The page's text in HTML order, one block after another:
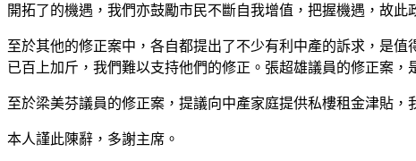
開拓了的機遇，我們亦鼓勵市民不斷自我增值，把握機遇，故
至於其他的修正案中，各自都提出了不少有利中產的訴求，是
已百上加斤，我們難以支持他們的修正。張超雄議員的修正案
至於梁美芬議員的修正案，提議向中產家庭提供私樓租金津貼
本人謹此陳辭，多謝主席。